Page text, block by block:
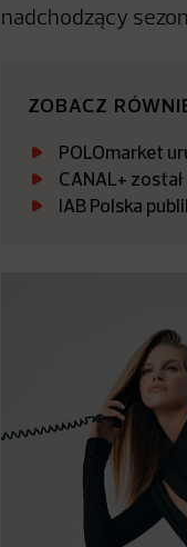
nadchodzący
ZOBACZ
POLOmarket
CANAL+
IAB Polska